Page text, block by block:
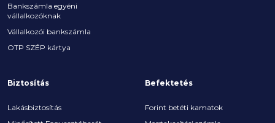
Bankszámla egyéni
vállalkozóknak
Vállalkozói bankszámla
OTP SZÉP kártya
Biztosítás
Lakásbiztosítás
Befektetés
Forint betéti kamatok